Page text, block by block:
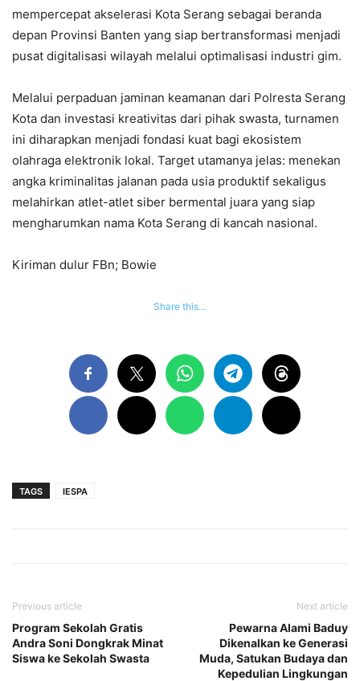
mempercepat akselerasi Kota Serang sebagai beranda
depan Provinsi Banten yang siap bertransformasi menjadi
pusat digitalisasi wilayah melalui optimalisasi industri gim.
Melalui perpaduan jaminan keamanan dari Polresta Serang
Kota dan investasi kreativitas dari pihak swasta, turnamen
ini diharapkan menjadi fondasi kuat bagi ekosistem
olahraga elektronik lokal. Target utamanya jelas: menekan
angka kriminalitas jalanan pada usia produktif sekaligus
melahirkan atlet-atlet siber bermental juara yang siap
mengharumkan nama Kota Serang di kancah nasional.
Kiriman dulur FBn; Bowie
Share this…
TAGS IESPA
Previous article
Program Sekolah Gratis
Andra Soni Dongkrak Minat
Siswa ke Sekolah Swasta
Next article
Pewarna Alami Baduy
Dikenalkan ke Generasi
Muda, Satukan Budaya dan
Kepedulian Lingkungan